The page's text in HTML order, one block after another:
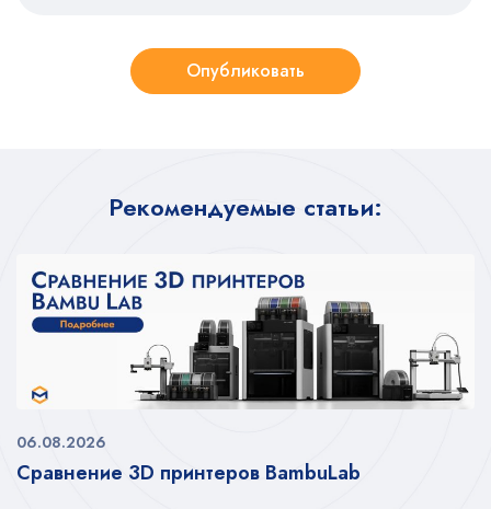
Опубликовать
Рекомендуемые статьи:
Сравнение 3D принтеров BambuLab
06.08.2026